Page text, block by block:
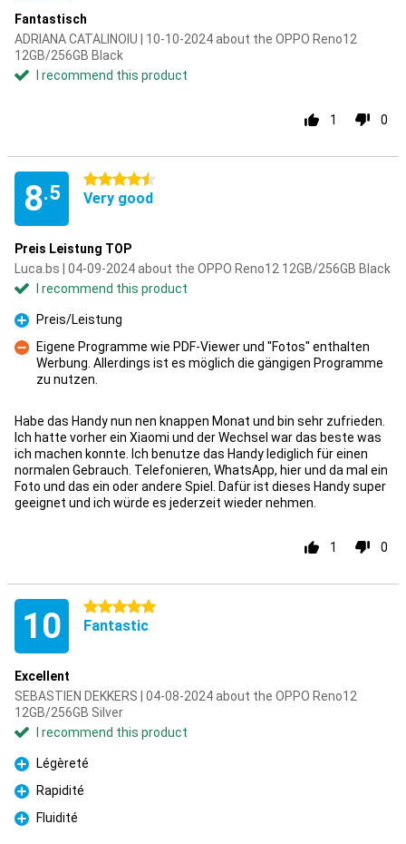
Fantastisch
ADRIANA CATALINOIU | 10-10-2024 about the OPPO Reno12
12GB/256GB Black
I recommend this product
1 0
8.5
4.5 stars
Very good
Preis Leistung TOP
Luca.bs | 04-09-2024 about the OPPO Reno12 12GB/256GB Black
I recommend this product
Pro
Preis/Leistung
Eigene Programme wie PDF-Viewer und "Fotos" enthalten
Werbung. Allerdings ist es möglich die gängigen Programme
zu nutzen.
Habe das Handy nun nen knappen Monat und bin sehr zufrieden.
Ich hatte vorher ein Xiaomi und der Wechsel war das beste was
ich machen konnte. Ich benutze das Handy lediglich für einen
normalen Gebrauch. Telefonieren, WhatsApp, hier und da mal ein
Foto und das ein oder andere Spiel. Dafür ist dieses Handy super
geeignet und ich würde es jederzeit wieder nehmen.
1 0
10 5 stars
Fantastic
Excellent
SEBASTIEN DEKKERS | 04-08-2024 about the OPPO Reno12
12GB/256GB Silver
I recommend this product
Pro
Légèreté
Pro
Rapidité
Pro
Fluidité